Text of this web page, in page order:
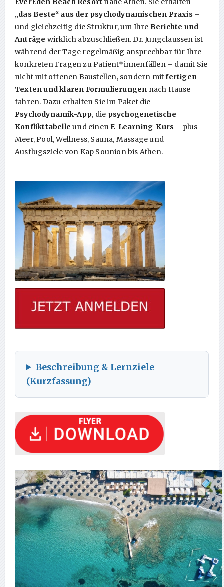
„das Beste“ aus der psychodynamischen Praxis –
und gleichzeitig die Struktur, um Ihre Berichte und
Anträge wirklich abzuschließen. Dr. Jungclaussen ist
während der Tage regelmäßig ansprechbar für Ihre
konkreten Fragen zu Patient*innenfällen – damit Sie
nicht mit offenen Baustellen, sondern mitfertigen
Texten und klaren Formulierungen nach Hause
fahren. Dazu erhalten Sie im Paket die
Psychodynamik-App, die psychogenetische
Konflikttabelle und einen E-Learning-Kurs – plus
Meer, Pool, Wellness, Sauna, Massage und
Ausflugsziele von Kap Sounion bis Athen.
Beschreibung & Lernziele
(Kurzfassung)